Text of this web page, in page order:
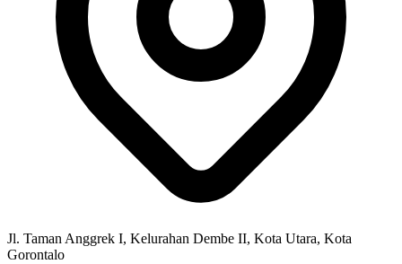
Jl. Taman Anggrek I, Kelurahan Dembe II, Kota Utara, Kota
Gorontalo